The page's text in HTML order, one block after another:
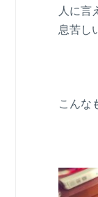
人に言
息苦し
こんな